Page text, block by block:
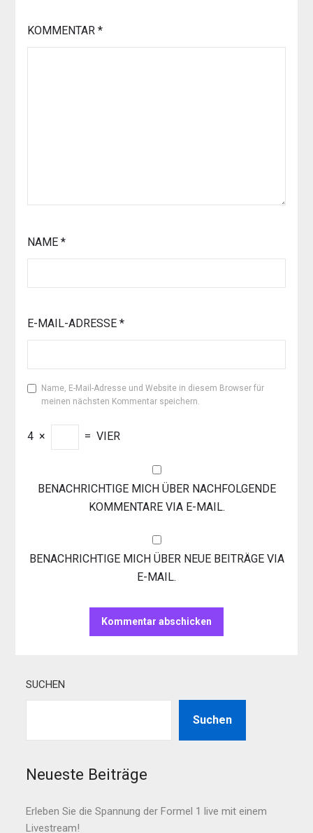
KOMMENTAR *
NAME *
E-MAIL-ADRESSE *
Name, E-Mail-Adresse und Website in diesem Browser für
meinen nächsten Kommentar speichern.
4 × = VIER
BENACHRICHTIGE MICH ÜBER NACHFOLGENDE
KOMMENTARE VIA E-MAIL.
BENACHRICHTIGE MICH ÜBER NEUE BEITRÄGE VIA
E-MAIL.
SUCHEN
Suchen
Neueste Beiträge
Erleben Sie die Spannung der Formel 1 live mit einem
Livestream!